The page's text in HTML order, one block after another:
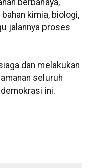
berbahaya,
kimia, biologi,
jalannya proses
dan melakukan
seluruh
ini.